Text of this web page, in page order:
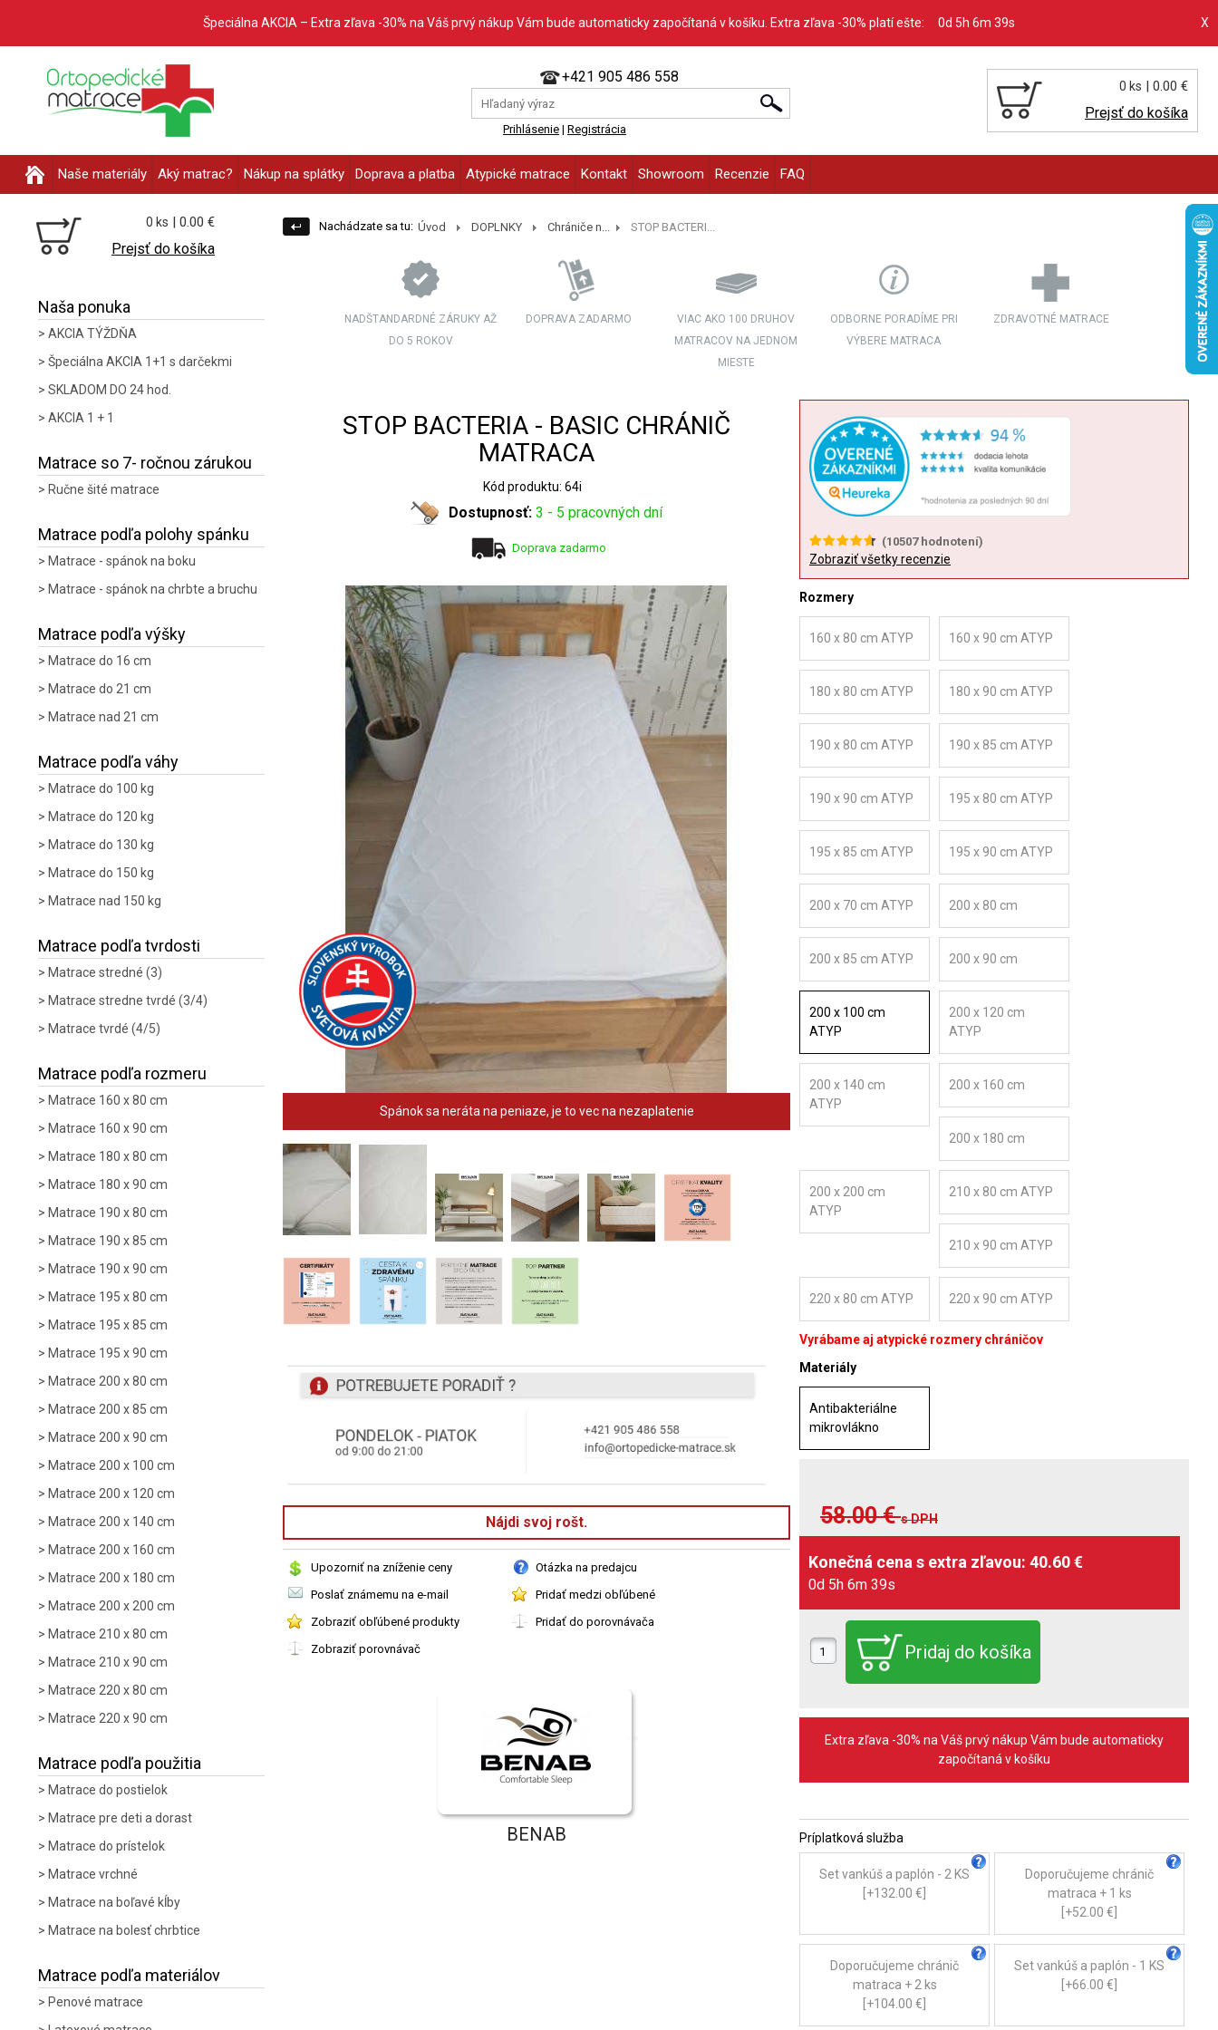
Špeciálna AKCIA – Extra zľava -30% na Váš prvý nákup Vám bude automaticky započítaná v košíku. Extra zľava -30% platí ešte: 0d 5h 6m 37s X
+421 905 486 558
0 ks | 0.00 €
Prejsť do košíka
Prihlásenie | Registrácia
Naše materiály Aký matrac? Nákup na splátky Doprava a platba Atypické matrace Kontakt Showroom Recenzie FAQ
0 ks | 0.00 €
Prejsť do košíka
Naša ponuka
AKCIA TÝŽDŇA
Špeciálna AKCIA 1+1 s darčekmi
SKLADOM DO 24 hod.
AKCIA 1 + 1
Matrace so 7- ročnou zárukou
Ručne šité matrace
Matrace podľa polohy spánku
Matrace - spánok na boku
Matrace - spánok na chrbte a bruchu
Matrace podľa výšky
Matrace do 16 cm
Matrace do 21 cm
Matrace nad 21 cm
Matrace podľa váhy
Matrace do 100 kg
Matrace do 120 kg
Matrace do 130 kg
Matrace do 150 kg
Matrace nad 150 kg
Matrace podľa tvrdosti
Matrace stredné (3)
Matrace stredne tvrdé (3/4)
Matrace tvrdé (4/5)
Matrace podľa rozmeru
Matrace 160 x 80 cm
Matrace 160 x 90 cm
Matrace 180 x 80 cm
Matrace 180 x 90 cm
Matrace 190 x 80 cm
Matrace 190 x 85 cm
Matrace 190 x 90 cm
Matrace 195 x 80 cm
Matrace 195 x 85 cm
Matrace 195 x 90 cm
Matrace 200 x 80 cm
Matrace 200 x 85 cm
Matrace 200 x 90 cm
Matrace 200 x 100 cm
Matrace 200 x 120 cm
Matrace 200 x 140 cm
Matrace 200 x 160 cm
Matrace 200 x 180 cm
Matrace 200 x 200 cm
Matrace 210 x 80 cm
Matrace 210 x 90 cm
Matrace 220 x 80 cm
Matrace 220 x 90 cm
Matrace podľa použitia
Matrace do postielok
Matrace pre deti a dorast
Matrace do prístelok
Matrace vrchné
Matrace na boľavé kĺby
Matrace na bolesť chrbtice
Matrace podľa materiálov
Penové matrace
Nachádzate sa tu: Úvod DOPLNKY Chrániče n... STOP BACTERI...
NADŠTANDARDNÉ ZÁRUKY AŽ
DO 5 ROKOV
DOPRAVA ZADARMO
VIAC AKO 100 DRUHOV
MATRACOV NA JEDNOM
MIESTE
ODBORNE PORADÍME PRI
VÝBERE MATRACA
ZDRAVOTNÉ MATRACE
STOP BACTERIA - BASIC CHRÁNIČ
MATRACA
Kód produktu: 64i
Dostupnosť: 3 - 5 pracovných dní
Doprava zadarmo
Spánok sa neráta na peniaze, je to vec na nezaplatenie
Nájdi svoj rošt.
Upozorniť na zníženie ceny
Otázka na predajcu
Poslať známemu na e-mail
Pridať medzi obľúbené
Zobraziť obľúbené produkty
Pridať do porovnávača
Zobraziť porovnávač
BENAB
(10507hodnotení)
Zobraziť všetky recenzie
Rozmery
160 x 80 cm ATYP 160 x 90 cm ATYP
180 x 80 cm ATYP 180 x 90 cm ATYP
190 x 80 cm ATYP 190 x 85 cm ATYP
190 x 90 cm ATYP 195 x 80 cm ATYP
195 x 85 cm ATYP 195 x 90 cm ATYP
200 x 70 cm ATYP 200 x 80 cm
200 x 85 cm ATYP 200 x 90 cm
200 x 100 cm
ATYP
200 x 120 cm
ATYP
200 x 140 cm
ATYP
200 x 160 cm
200 x 180 cm
200 x 200 cm
ATYP
210 x 80 cm ATYP
210 x 90 cm ATYP
220 x 80 cm ATYP 220 x 90 cm ATYP
Vyrábame aj atypické rozmery chráničov
Materiály
Antibakteriálne
mikrovlákno
58.00€s DPH
0d 5h 6m 37s
Extra zľava -30% na Váš prvý nákup Vám bude automaticky
započítaná v košíku
Príplatková služba
Set vankúš a paplón - 2 KS
[+132.00 €]
Doporučujeme chránič
matraca + 1 ks
[+52.00 €]
Doporučujeme chránič
matraca + 2 ks
[+104.00 €]
Set vankúš a paplón - 1 KS
[+66.00 €]